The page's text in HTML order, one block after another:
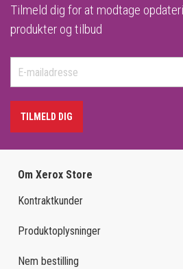
Tilmeld dig for at modtage
produkter og tilbud
TILMELD DIG
Om Xerox Store
Kontraktkunder
Produktoplysninger
Nem bestilling